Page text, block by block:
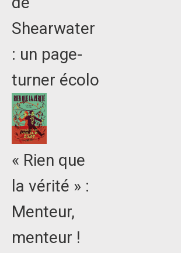
Shearwater
: un page-
turner écolo
« Rien que
la vérité » :
Menteur,
menteur !